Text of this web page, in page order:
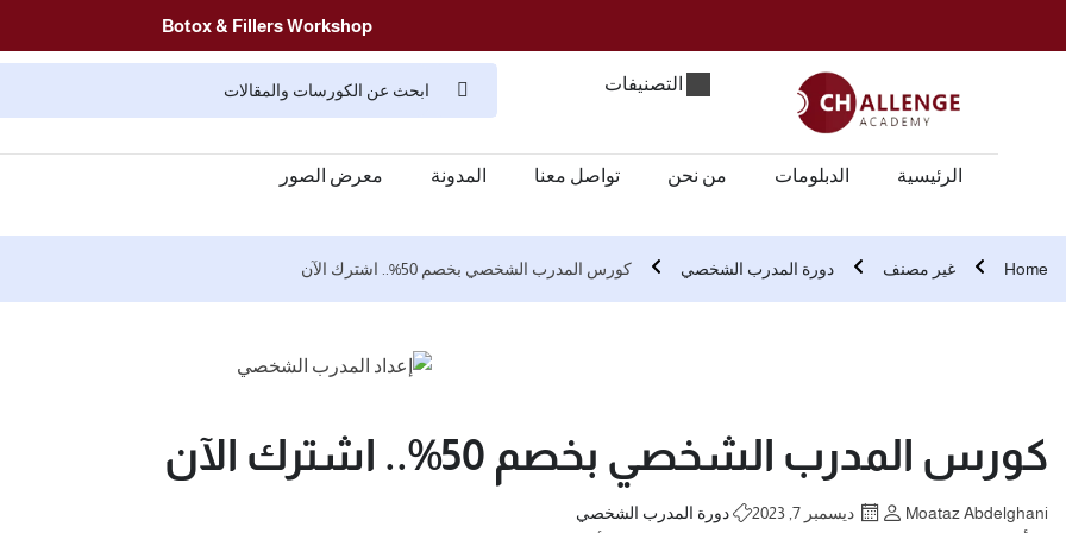
Botox & Fillers Workshop
التصنيفات
الرئيسية الدبلومات من نحن تواصل معنا المدونة معرض الصور
Home غير مصنف دورة المدرب الشخصي كورس المدرب الشخصي بخصم 50%.. اشترك الآن
كورس المدرب الشخصي بخصم 50%.. اشترك الآن
Moataz Abdelghani ديسمبر 7, 2023 دورة المدرب الشخصي